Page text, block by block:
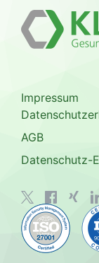
Impressum
AGB
Datenschutz-